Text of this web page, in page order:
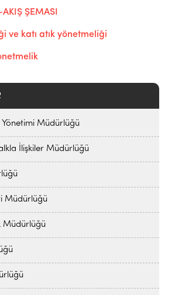
Yönetimi Müdürlüğü
İlişkiler Müdürlüğü
Müdürlüğü
Müdürlüğü
ŞEMASI
ve katı atık yönetmeliği